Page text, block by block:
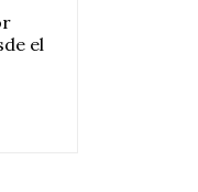
el